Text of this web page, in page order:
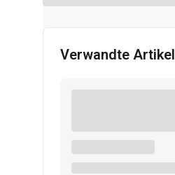
Verwandte Artikel